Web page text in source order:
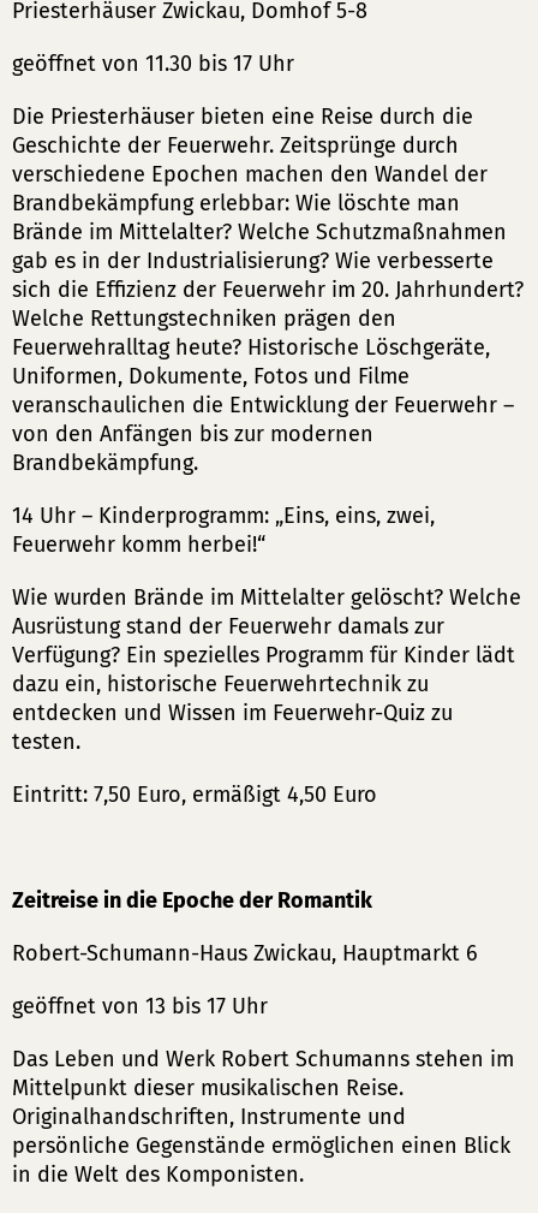
Priesterhäuser Zwickau, Domhof 5-8
geöffnet von 11.30 bis 17 Uhr
Die Priesterhäuser bieten eine Reise durch die
Geschichte der Feuerwehr. Zeitsprünge durch
verschiedene Epochen machen den Wandel der
Brandbekämpfung erlebbar: Wie löschte man
Brände im Mittelalter? Welche Schutzmaßnahmen
gab es in der Industrialisierung? Wie verbesserte
sich die Effizienz der Feuerwehr im 20. Jahrhundert?
Welche Rettungstechniken prägen den
Feuerwehralltag heute? Historische Löschgeräte,
Uniformen, Dokumente, Fotos und Filme
veranschaulichen die Entwicklung der Feuerwehr –
von den Anfängen bis zur modernen
Brandbekämpfung.
14 Uhr – Kinderprogramm: „Eins, eins, zwei,
Feuerwehr komm herbei!“
Wie wurden Brände im Mittelalter gelöscht? Welche
Ausrüstung stand der Feuerwehr damals zur
Verfügung? Ein spezielles Programm für Kinder lädt
dazu ein, historische Feuerwehrtechnik zu
entdecken und Wissen im Feuerwehr-Quiz zu
testen.
Eintritt: 7,50 Euro, ermäßigt 4,50 Euro
Zeitreise in die Epoche der Romantik
Robert-Schumann-Haus Zwickau, Hauptmarkt 6
geöffnet von 13 bis 17 Uhr
Das Leben und Werk Robert Schumanns stehen im
Mittelpunkt dieser musikalischen Reise.
Originalhandschriften, Instrumente und
persönliche Gegenstände ermöglichen einen Blick
in die Welt des Komponisten.